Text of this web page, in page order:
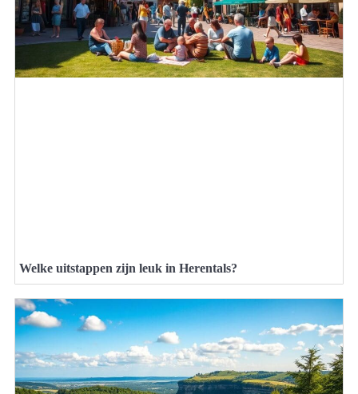
Welke uitstappen zijn leuk in Herentals?